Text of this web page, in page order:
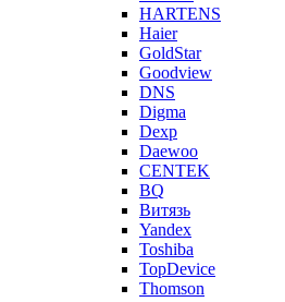
HARTENS
Haier
GoldStar
Goodview
DNS
Digma
Dexp
Daewoo
CENTEK
BQ
Витязь
Yandex
Toshiba
TopDevice
Thomson